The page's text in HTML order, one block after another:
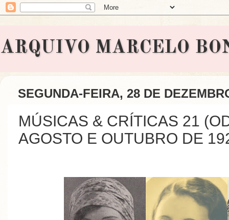
ARQUIVO MARCELO
SEGUNDA-FEIRA, 28 DE
MÚSICAS & CRÍTICAS 21
AGOSTO E OUTUBRO DE